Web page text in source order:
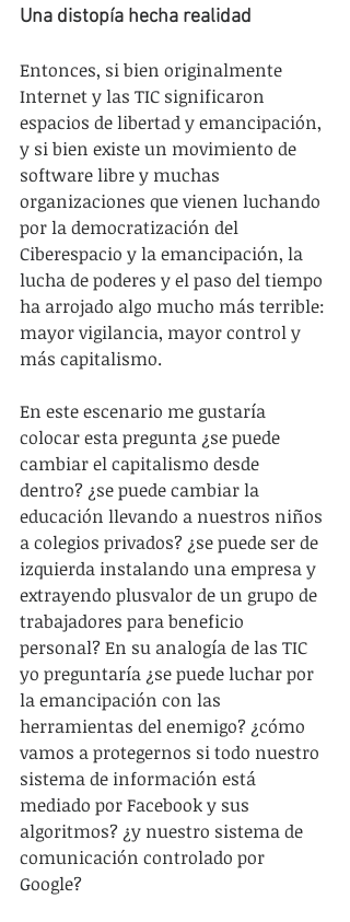
Una distopía hecha realidad
Entonces, si bien originalmente
Internet y las TIC significaron
espacios de libertad y emancipación,
y si bien existe un movimiento de
software libre y muchas
organizaciones que vienen luchando
por la democratización del
Ciberespacio y la emancipación, la
lucha de poderes y el paso del tiempo
ha arrojado algo mucho más terrible:
mayor vigilancia, mayor control y
más capitalismo.
En este escenario me gustaría
colocar esta pregunta ¿se puede
cambiar el capitalismo desde
dentro? ¿se puede cambiar la
educación llevando a nuestros niños
a colegios privados? ¿se puede ser de
izquierda instalando una empresa y
extrayendo plusvalor de un grupo de
trabajadores para beneficio
personal? En su analogía de las TIC
yo preguntaría ¿se puede luchar por
la emancipación con las
herramientas del enemigo? ¿cómo
vamos a protegernos si todo nuestro
sistema de información está
mediado por Facebook y sus
algoritmos? ¿y nuestro sistema de
comunicación controlado por
Google?